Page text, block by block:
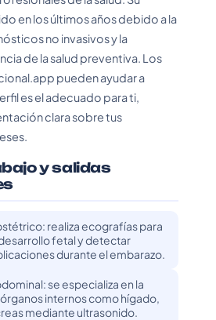
en los últimos años debido a la
no invasivos y la
de la salud preventiva. Los
pueden ayudar a
es el adecuado para ti,
clara sobre tus
y salidas
realiza ecografías para
fetal y detectar
durante el embarazo.
se especializa en la
internos como hígado,
mediante ultrasonido.